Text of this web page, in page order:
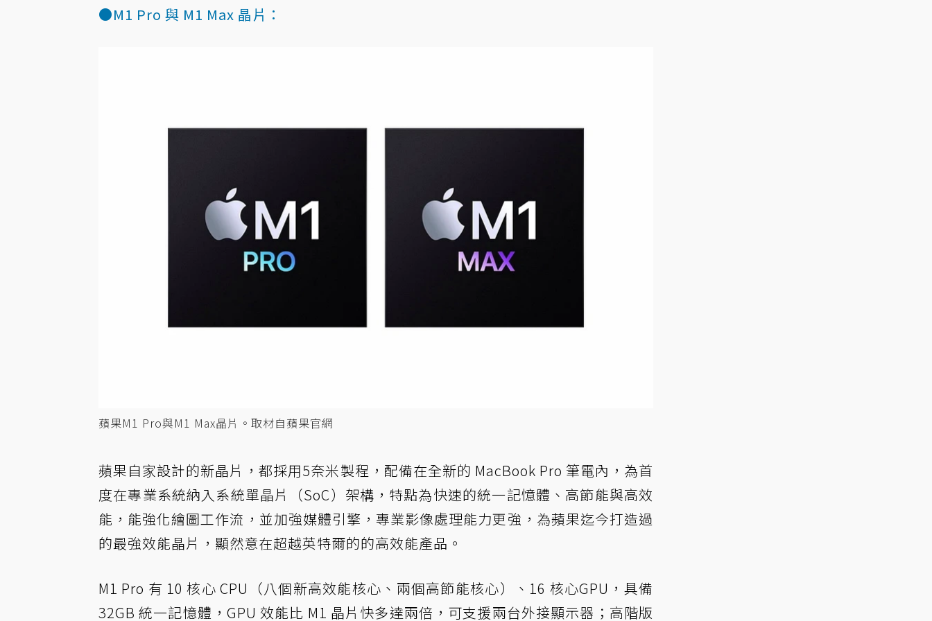
●M1 Pro 與 M1 Max 晶片：
蘋果M1 Pro與M1 Max晶片。取材自蘋果官網
蘋果自家設計的新晶片，都採用5奈米製程，配備在全新的 MacBook Pro 筆電內，為首
度在專業系統納入系統單晶片（SoC）架構，特點為快速的統一記憶體、高節能與高效
能，能強化繪圖工作流，並加強媒體引擎，專業影像處理能力更強，為蘋果迄今打造過
的最強效能晶片，顯然意在超越英特爾的的高效能產品。
M1 Pro 有 10 核心 CPU（八個新高效能核心、兩個高節能核心）、16 核心GPU，具備
32GB 統一記憶體，GPU 效能比 M1 晶片快多達兩倍，可支援兩台外接顯示器；高階版